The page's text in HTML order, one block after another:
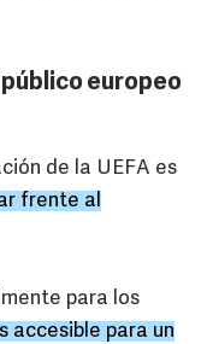
europeo
de la UEFA es
frente al
para los
accesible para un